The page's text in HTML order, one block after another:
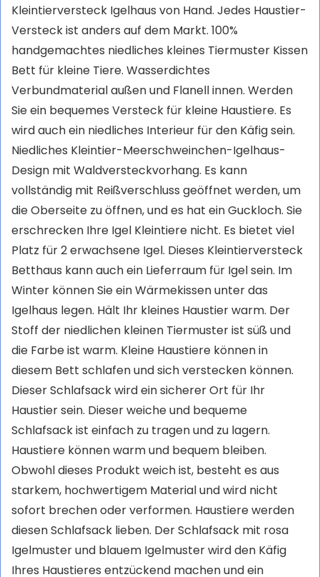
Kleintierversteck Igelhaus von Hand. Jedes Haustier-
Versteck ist anders auf dem Markt. 100%
handgemachtes niedliches kleines Tiermuster Kissen
Bett für kleine Tiere. Wasserdichtes
Verbundmaterial außen und Flanell innen. Werden
Sie ein bequemes Versteck für kleine Haustiere. Es
wird auch ein niedliches Interieur für den Käfig sein.
Niedliches Kleintier-Meerschweinchen-Igelhaus-
Design mit Waldversteckvorhang. Es kann
vollständig mit Reißverschluss geöffnet werden, um
die Oberseite zu öffnen, und es hat ein Guckloch. Sie
erschrecken Ihre Igel Kleintiere nicht. Es bietet viel
Platz für 2 erwachsene Igel. Dieses Kleintierversteck
Betthaus kann auch ein Lieferraum für Igel sein. Im
Winter können Sie ein Wärmekissen unter das
Igelhaus legen. Hält Ihr kleines Haustier warm. Der
Stoff der niedlichen kleinen Tiermuster ist süß und
die Farbe ist warm. Kleine Haustiere können in
diesem Bett schlafen und sich verstecken können.
Dieser Schlafsack wird ein sicherer Ort für Ihr
Haustier sein. Dieser weiche und bequeme
Schlafsack ist einfach zu tragen und zu lagern.
Haustiere können warm und bequem bleiben.
Obwohl dieses Produkt weich ist, besteht es aus
starkem, hochwertigem Material und wird nicht
sofort brechen oder verformen. Haustiere werden
diesen Schlafsack lieben. Der Schlafsack mit rosa
Igelmuster und blauem Igelmuster wird den Käfig
Ihres Haustieres entzückend machen und ein